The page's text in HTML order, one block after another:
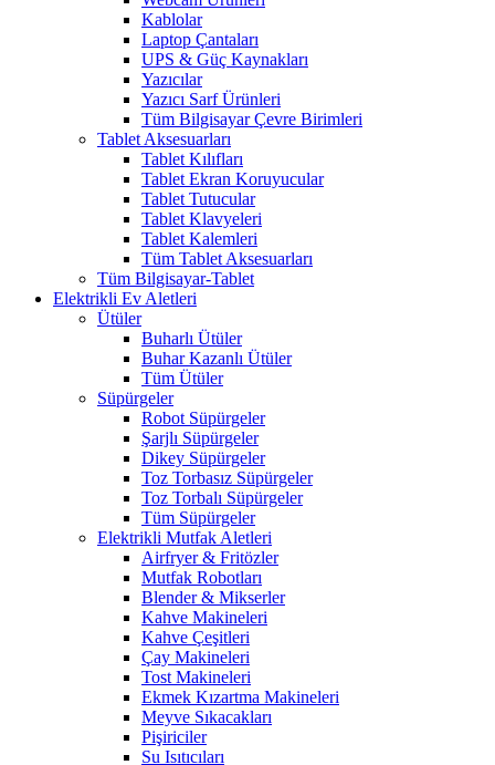
Kablolar
Laptop Çantaları
UPS & Güç Kaynakları
Yazıcılar
Yazıcı Sarf Ürünleri
Tüm Bilgisayar Çevre Birimleri
Tablet Aksesuarları
Tablet Kılıfları
Tablet Ekran Koruyucular
Tablet Tutucular
Tablet Klavyeleri
Tablet Kalemleri
Tüm Tablet Aksesuarları
Tüm Bilgisayar-Tablet
Elektrikli Ev Aletleri
Ütüler
Buharlı Ütüler
Buhar Kazanlı Ütüler
Tüm Ütüler
Süpürgeler
Robot Süpürgeler
Şarjlı Süpürgeler
Dikey Süpürgeler
Toz Torbasız Süpürgeler
Toz Torbalı Süpürgeler
Tüm Süpürgeler
Elektrikli Mutfak Aletleri
Airfryer & Fritözler
Mutfak Robotları
Blender & Mikserler
Kahve Makineleri
Kahve Çeşitleri
Çay Makineleri
Tost Makineleri
Ekmek Kızartma Makineleri
Meyve Sıkacakları
Pişiriciler
Su Isıtıcıları